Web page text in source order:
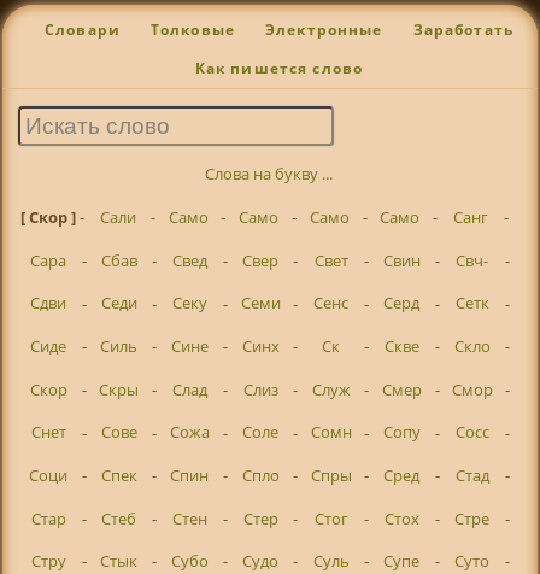
Словари Толковые Электронные Заработать
Как пишется слово
Слова на букву ...
[ Скор ]- Сали - Само - Само - Само - Само - Санг
-
Сара
- Сбав - Свед - Свер - Свет - Свин - Свч-
-
Сдви
- Седи - Секу - Семи - Сенс - Серд - Сетк
-
Сиде
- Силь - Сине - Синх - Ск - Скве - Скло
-
Скор
- Скры - Слад - Слиз - Служ - Смер - Смор -
Снет
- Сове - Сожа - Соле - Сомн - Сопу - Сосс
-
Соци
- Спек - Спин - Спло - Спры - Сред - Стад
-
Стар
- Стеб - Стен - Стер - Стог - Стох - Стре
-
Стру
- Стык - Субо - Судо - Суль - Супе - Суто
-